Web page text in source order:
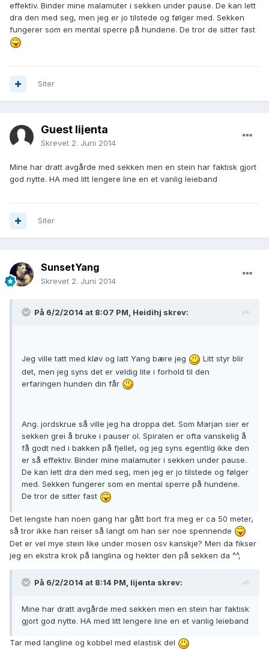
effektiv. Binder mine malamuter i sekken under pause. De kan lett
dra den med seg, men jeg er jo tilstede og følger med. Sekken
fungerer som en mental sperre på hundene. De tror de sitter fast
Siter
Guest lijenta
Skrevet 2. Juni 2014
Mine har dratt avgårde med sekken men en stein har faktisk gjort
god nytte. HA med litt lengere line en et vanlig leieband
Siter
SunsetYang
Skrevet 2. Juni 2014
På 6/2/2014 at 8:07 PM, Heidihj skrev:
Jeg ville tatt med kløv og latt Yang bære jeg
Litt styr blir
det, men jeg syns det er veldig lite i forhold til den
erfaringen hunden din får
Ang. jordskrue så ville jeg ha droppa det. Som Marjan sier er
sekken grei å bruke i pauser ol. Spiralen er ofta vanskelig å
få godt ned i bakken på fjellet, og jeg syns egentlig ikke den
er så effektiv. Binder mine malamuter i sekken under pause.
De kan lett dra den med seg, men jeg er jo tilstede og følger
med. Sekken fungerer som en mental sperre på hundene.
De tror de sitter fast
Det lengste han noen gang har gått bort fra meg er ca 50 meter,
så tror ikke han reiser så langt om han ser noe spennende
Det er vel mye stein like under mosen osv kanskje? Men da fikser
jeg en ekstra krok på langlina og hekter den på sekken da ^^,
På 6/2/2014 at 8:14 PM, lijenta skrev:
Mine har dratt avgårde med sekken men en stein har faktisk
gjort god nytte. HA med litt lengere line en et vanlig leieband
Tar med langline og kobbel med elastisk del